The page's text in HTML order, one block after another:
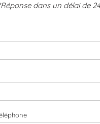
dans un délai de